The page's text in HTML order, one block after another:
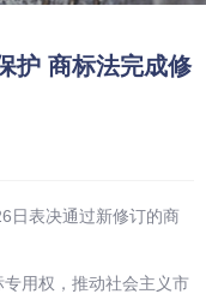
护 商标法完成修
日表决通过新修订的商
用权，推动社会主义市